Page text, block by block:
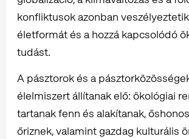
konfliktusok azonban
életformát és a hozzá kapcsolódó
tudást.
A pásztorok és a
élelmiszert állítanak elő: ökológiai
tartanak fenn és alakítanak,
őriznek, valamint gazdag kulturális